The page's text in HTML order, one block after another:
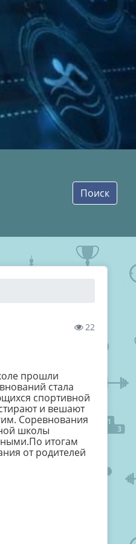
Поиск
22
прошли
стала
спортивной
и вешают
Соревнования
школы
итогам
от родителей